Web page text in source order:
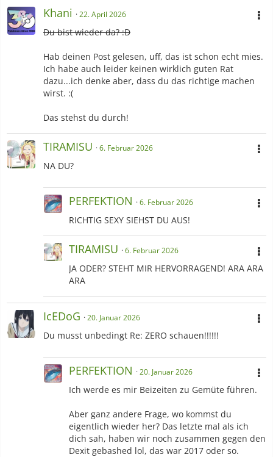
-Szenen in Media
Spoiler anzeigen
-Pokémon
Khani 22. April 2026
Du bist wieder da? :D
Hab deinen Post gelesen, uff, das ist schon echt mies.
Ich habe auch leider keinen wirklich guten Rat
dazu...ich denke aber, dass du das richtige machen
wirst. :(
Das stehst du durch!
TIRAMISU 6. Februar 2026
NA DU?
PERFEKTION 6. Februar 2026
RICHTIG SEXY SIEHST DU AUS!
TIRAMISU 6. Februar 2026
JA ODER? STEHT MIR HERVORRAGEND! ARA ARA
ARA
IcEDoG 20. Januar 2026
Du musst unbedingt Re: ZERO schauen!!!!!!
PERFEKTION 20. Januar 2026
Ich werde es mir Beizeiten zu Gemüte führen.
Aber ganz andere Frage, wo kommst du
eigentlich wieder her? Das letzte mal als ich
dich sah, haben wir noch zusammen gegen den
Dexit gebashed lol, das war 2017 oder so.